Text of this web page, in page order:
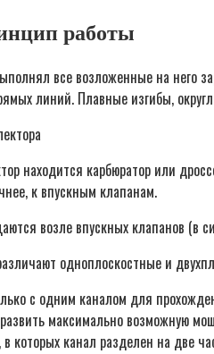
работы
все возложенные на него
линий. Плавные изгибы,
находится карбюратор или
к впускным клапанам.
возле впускных клапанов (в
одноплоскостные и
с одним каналом для
максимально возможную
которых канал разделен на две